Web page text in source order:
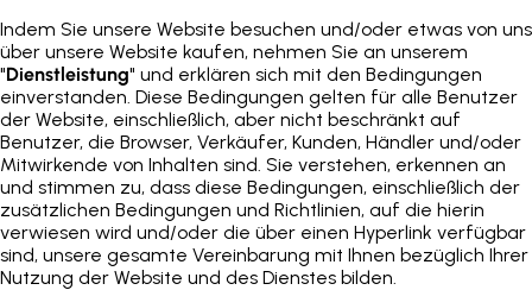
Indem Sie unsere Website besuchen und/oder etwas von uns
über unsere Website kaufen, nehmen Sie an unserem
"Dienstleistung" und erklären sich mit den Bedingungen
einverstanden. Diese Bedingungen gelten für alle Benutzer
der Website, einschließlich, aber nicht beschränkt auf
Benutzer, die Browser, Verkäufer, Kunden, Händler und/oder
Mitwirkende von Inhalten sind. Sie verstehen, erkennen an
und stimmen zu, dass diese Bedingungen, einschließlich der
zusätzlichen Bedingungen und Richtlinien, auf die hierin
verwiesen wird und/oder die über einen Hyperlink verfügbar
sind, unsere gesamte Vereinbarung mit Ihnen bezüglich Ihrer
Nutzung der Website und des Dienstes bilden.